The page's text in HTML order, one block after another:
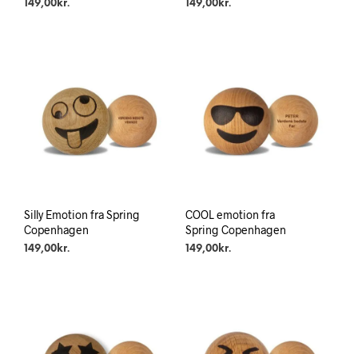
149,00 kr. 149,00kr.
Silly Emotion fra Spring
Copenhagen
149,00 kr.
COOL emotion fra
Spring Copenhagen
149,00kr.